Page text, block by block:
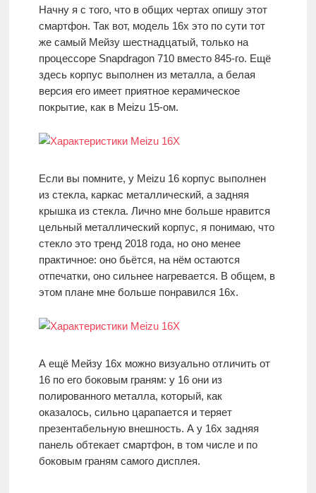
Начну я с того, что в общих чертах опишу этот
смартфон. Так вот, модель 16x это по сути тот
же самый Мейзу шестнадцатый, только на
процессоре Snapdragon 710 вместо 845-го. Ещё
здесь корпус выполнен из металла, а белая
версия его имеет приятное керамическое
покрытие, как в Meizu 15-ом.
Если вы помните, у Meizu 16 корпус выполнен
из стекла, каркас металлический, а задняя
крышка из стекла. Лично мне больше нравится
цельный металлический корпус, я понимаю, что
стекло это тренд 2018 года, но оно менее
практичное: оно бьётся, на нём остаются
отпечатки, оно сильнее нагревается. В общем, в
этом плане мне больше понравился 16х.
А ещё Мейзу 16х можно визуально отличить от
16 по его боковым граням: у 16 они из
полированного металла, который, как
оказалось, сильно царапается и теряет
презентабельную внешность. А у 16х задняя
панель обтекает смартфон, в том числе и по
боковым граням самого дисплея.